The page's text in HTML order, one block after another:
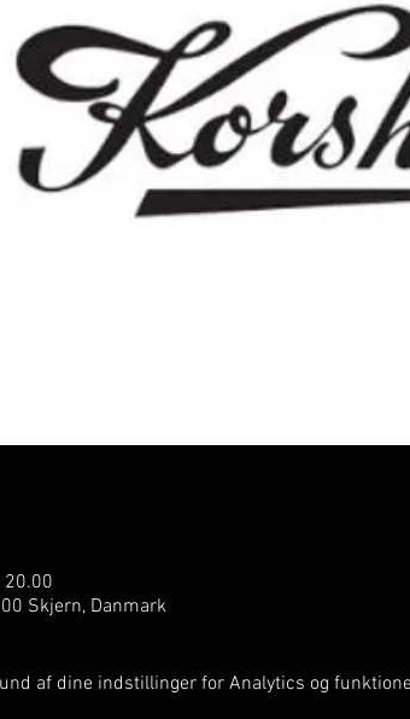
20.00
Skjern, Danmark
af dine indstillinger for Analytics og